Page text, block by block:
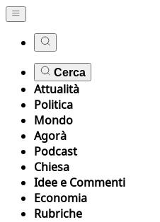
Cerca
Attualità
Politica
Mondo
Agorà
Podcast
Chiesa
Idee e Commenti
Economia
Rubriche